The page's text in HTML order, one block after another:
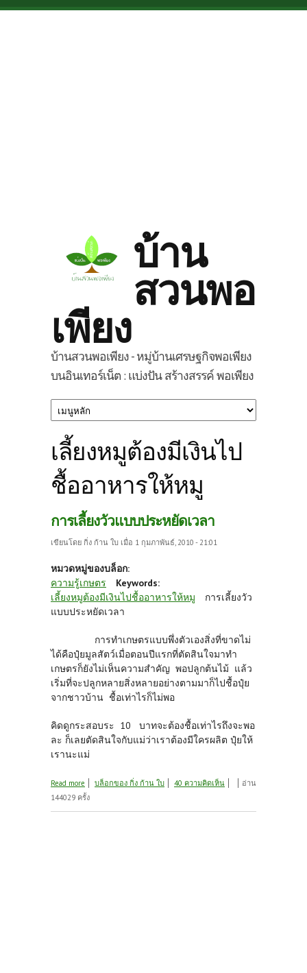
Skip to main content
บ้าน
สวนพอ
เพียง
บ้านสวนพอเพียง - หมู่บ้านเศรษฐกิจพอเพียง
บนอินเทอร์เน็ต : แบ่งปัน สร้างสรรค์ พอเพียง
เลี้ยงหมูต้องมีเงินไป
ชื้ออาหารให้หมู
การเลี้ยงวัวแบบประหยัดเวลา
เขียนโดย กิ่ง ก้าน ใบ เมื่อ 1 กุมภาพันธ์, 2010 - 21:01
หมวดหมู่ของบล็อก:
ความรู้เกษตร
Keywords:
เลี้ยงหมูต้องมีเงินไปชื้ออาหารให้หมู
การเลี้ยงวัว
แบบประหยัดเวลา
การทำเกษตรแบบพึ่งตัวเองสิ่งที่ขาดไม่
ได้คือปุ๋ยมูลสัตว์เมื่อตอนปีแรกที่ตัดสินใจมาทำ
เกษตรก็ยังไม่เห็นความสำคัญ พอปลูกต้นไม้ แล้ว
เริ่มที่จะปลูกหลายสิ่งหลายอย่างตามมาก็ไปชื้อปุ๋ย
จากชาวบ้าน ชื้อเท่าไรก็ไม่พอ
คิดดูกระสอบระ 10 บาทจะต้องชื้อเท่าไรถึงจะพอ
ละ ก็เลยตัดสินใจกับแม่ว่าเราต้องมีใครผลิต ปุ๋ยให้
เรานะแม่
Read more about การเลี้ยงวัวแบบประหยัดเวลา
บล็อกของ กิ่ง ก้าน ใบ 40 ความคิดเห็น
อ่าน
144029 ครั้ง